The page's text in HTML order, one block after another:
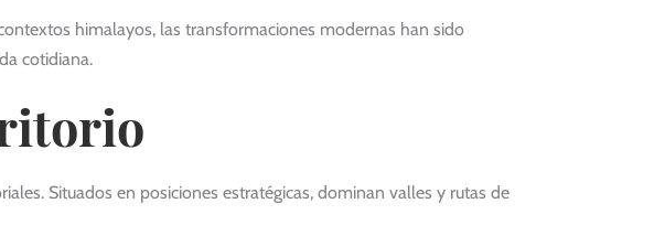
himalayos, las transformaciones modernas han sido
cotidiana.
Situados en posiciones estratégicas, dominan valles y rutas de